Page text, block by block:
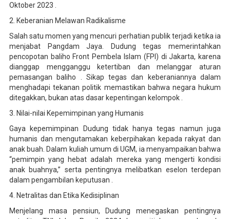
Oktober 2023 .
2. Keberanian Melawan Radikalisme
Salah satu momen yang mencuri perhatian publik terjadi ketika ia
menjabat Pangdam Jaya. Dudung tegas memerintahkan
pencopotan baliho Front Pembela Islam (FPI) di Jakarta, karena
dianggap mengganggu ketertiban dan melanggar aturan
pemasangan baliho . Sikap tegas dan keberaniannya dalam
menghadapi tekanan politik memastikan bahwa negara hukum
ditegakkan, bukan atas dasar kepentingan kelompok .
3. Nilai-nilai Kepemimpinan yang Humanis
Gaya kepemimpinan Dudung tidak hanya tegas namun juga
humanis dan mengutamakan keberpihakan kepada rakyat dan
anak buah. Dalam kuliah umum di UGM, ia menyampaikan bahwa
“pemimpin yang hebat adalah mereka yang mengerti kondisi
anak buahnya,” serta pentingnya melibatkan eselon terdepan
dalam pengambilan keputusan .
4. Netralitas dan Etika Kedisiplinan
Menjelang masa pensiun, Dudung menegaskan pentingnya